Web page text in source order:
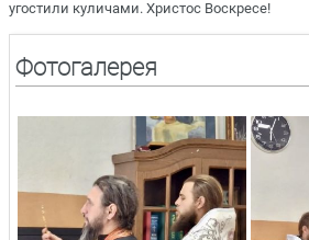
угостили куличами. Христос Воскресе!
Фотогалерея